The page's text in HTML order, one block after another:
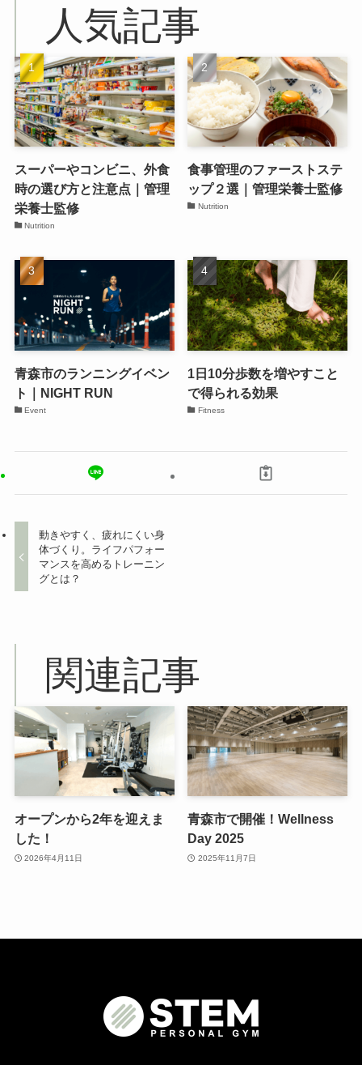
人気記事
スーパーやコンビニ、外食
時の選び方と注意点｜管理
栄養士監修
Nutrition
食事管理のファーストステ
ップ２選｜管理栄養士監修
Nutrition
青森市のランニングイベン
ト｜NIGHT RUN
Event
1日10分歩数を増やすこと
で得られる効果
Fitness
動きやすく、疲れにくい身
体づくり。ライフパフォー
マンスを高めるトレーニン
グとは？
関連記事
オープンから2年を迎えま
した！
2026年4月11日
青森市で開催！Wellness
Day 2025
2025年11月7日